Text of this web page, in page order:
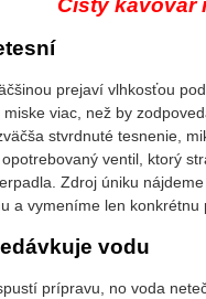
Čistý kávovar
prejaví vlhkosťou
viac, než by
stvrdnuté tesnenie,
ventil, ktorý
Zdroj úniku
a vymeníme len konkrétnu
vodu
prípravu, no voda